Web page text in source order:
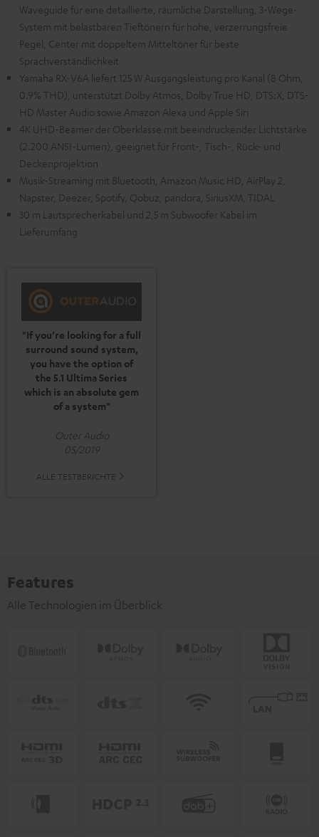
Waveguide für eine detaillierte, räumliche Darstellung, 3-Wege-
System mit belastbaren Tieftönern für hohe, verzerrungsfreie
Pegel, Center mit doppeltem Mitteltöner für beste
Sprachverständlichkeit
Yamaha RX-V6A liefert 125 W Ausgangsleistung pro Kanal (8 Ohm,
0.9% THD), unterstützt Dolby Atmos, Dolby True HD, DTS:X, DTS-
HD Master Audio sowie Amazon Alexa und Apple Siri
4K UHD-Beamer der Oberklasse mit beeindruckender Lichtstärke
(2.200 ANSI-Lumen), geeignet für Front-, Tisch-, Rück- und
Deckenprojektion
Musik-Streaming mit Bluetooth, Amazon Music HD, AirPlay 2,
Napster, Deezer, Spotify, Qobuz, pandora, SiriusXM, TIDAL
30 m Lautsprecherkabel und 2,5 m Subwoofer Kabel im
Lieferumfang
"If you’re looking for a full
surround sound system,
you have the option of
the 5.1 Ultima Series
which is an absolute gem
of a system"
Outer Audio
05/2019
ALLE TESTBERICHTE
Features
Alle Technologien im Überblick